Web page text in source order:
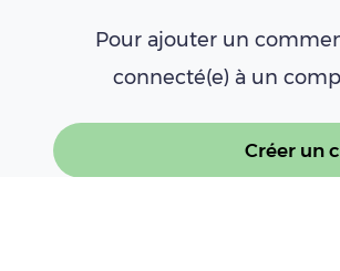
Pour ajouter un
connecté(e) à un
Créer un